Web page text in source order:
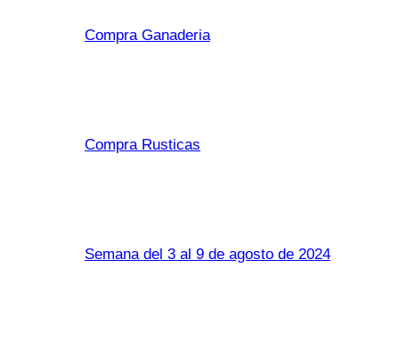
Compra Ganaderia
Compra Rusticas
Semana del 3 al 9 de agosto de 2024